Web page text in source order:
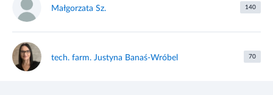
Małgorzata Sz. 140
tech. farm. Justyna Banaś-Wróbel 70